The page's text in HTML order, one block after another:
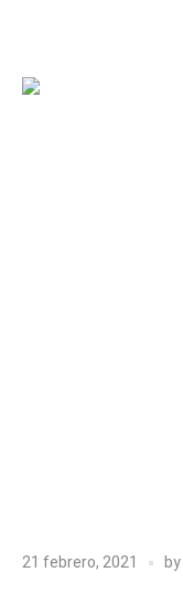
21 febrero, 2021 by